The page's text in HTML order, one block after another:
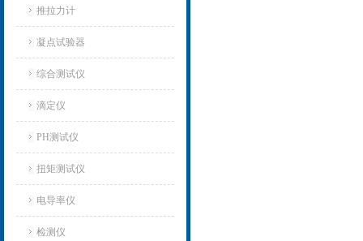
推拉力计
凝点试验器
综合测试仪
滴定仪
PH测试仪
扭矩测试仪
电导率仪
检测仪